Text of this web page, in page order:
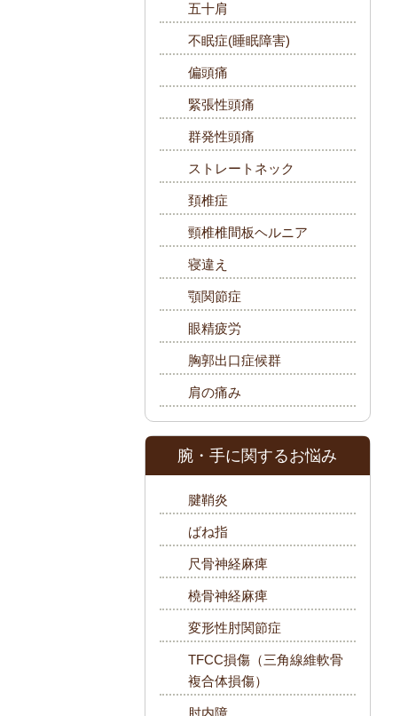
五十肩
不眠症(睡眠障害)
偏頭痛
緊張性頭痛
群発性頭痛
ストレートネック
頚椎症
頸椎椎間板ヘルニア
寝違え
顎関節症
眼精疲労
胸郭出口症候群
肩の痛み
腕・手に関するお悩み
腱鞘炎
ばね指
尺骨神経麻痺
橈骨神経麻痺
変形性肘関節症
TFCC損傷（三角線維軟骨
複合体損傷）
肘内障